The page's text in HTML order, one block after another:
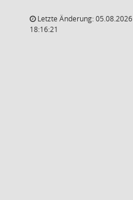
Letzte Änderung: 05.08.2026
18:16:21